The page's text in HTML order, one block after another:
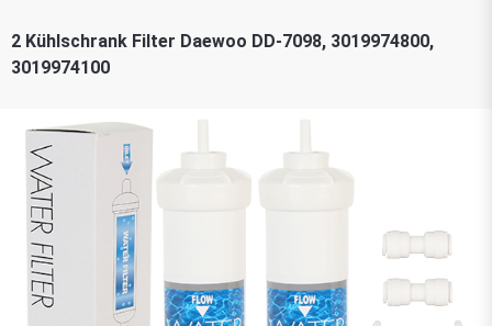
2 Kühlschrank Filter Daewoo DD-7098, 3019974800,
3019974100